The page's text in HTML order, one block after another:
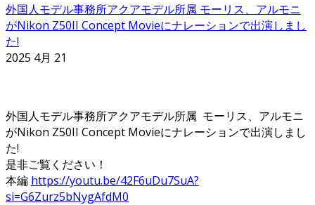
外国人モデル事務所アクアモデル所属 モーリス、アルモニ
がNikon Z50II Concept Movieにナレーションで出演しまし
た!
2025 4月 21
外国人モデル事務所アクアモデル所属 モーリス、アルモニ
がNikon Z50II Concept Movieにナレーションで出演しまし
た!
是非ご覧ください！
本編 https://youtu.be/42F6uDu7SuA?
si=G6Zurz5bNygAfdM0